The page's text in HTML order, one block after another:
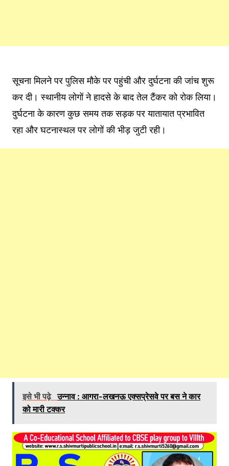
सूचना मिलने पर पुलिस मौके पर पहुंची और दुर्घटना की जांच शुरू
कर दी। स्थानीय लोगों ने हादसे के बाद तेल टैंकर को रोक लिया।
दुर्घटना के कारण कुछ समय तक सड़क पर यातायात प्रभावित
रहा और घटनास्थल पर लोगों की भीड़ जुटी रही।
इसे भी पढ़े उन्नाव : आगरा-लखनऊ एक्सप्रेसवे पर बस ने कार
को मारी टक्कर